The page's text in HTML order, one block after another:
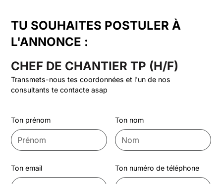
TU SOUHAITES POSTULER À
L'ANNONCE :
CHEF DE CHANTIER TP (H/F)
Transmets-nous tes coordonnées et l'un de nos
consultants te contacte asap
Ton prénom Ton nom
Ton email Ton numéro de téléphone